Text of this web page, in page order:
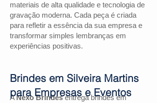
materiais de alta qualidade e tecnologia de
gravação moderna. Cada peça é criada
para refletir a essência da sua empresa e
transformar simples lembranças em
experiências positivas.
ANexo Brindesentrega brindes em
Brindes em Silveira Martins
para Empresas e Eventos